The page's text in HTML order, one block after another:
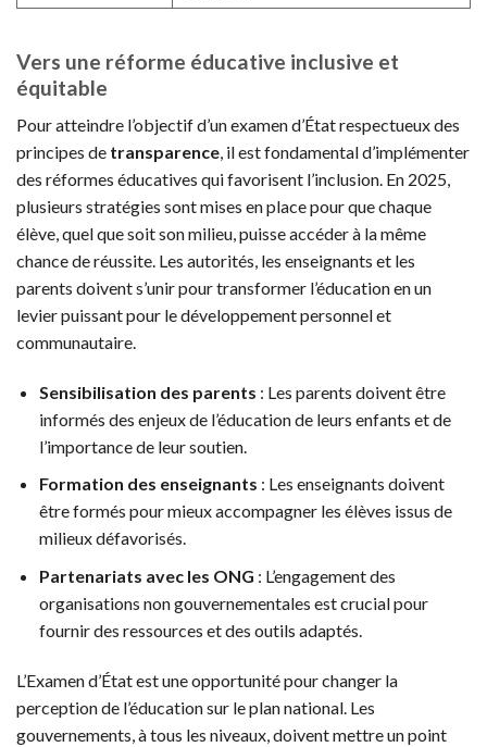
Vers une réforme éducative inclusive et
équitable
Pour atteindre l’objectif d’un examen d’État respectueux des
principes de transparence, il est fondamental d’implémenter
des réformes éducatives qui favorisent l’inclusion. En 2025,
plusieurs stratégies sont mises en place pour que chaque
élève, quel que soit son milieu, puisse accéder à la même
chance de réussite. Les autorités, les enseignants et les
parents doivent s’unir pour transformer l’éducation en un
levier puissant pour le développement personnel et
communautaire.
Sensibilisation des parents : Les parents doivent être
informés des enjeux de l’éducation de leurs enfants et de
l’importance de leur soutien.
Formation des enseignants : Les enseignants doivent
être formés pour mieux accompagner les élèves issus de
milieux défavorisés.
Partenariats avec les ONG : L’engagement des
organisations non gouvernementales est crucial pour
fournir des ressources et des outils adaptés.
L’Examen d’État est une opportunité pour changer la
perception de l’éducation sur le plan national. Les
gouvernements, à tous les niveaux, doivent mettre un point